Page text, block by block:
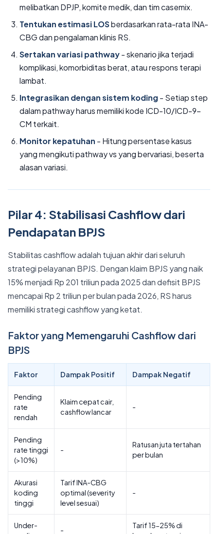
melibatkan DPJP, komite medik, dan tim casemix.
Tentukan estimasi LOSberdasarkan rata-rata INA-
CBG dan pengalaman klinis RS.
Sertakan variasi pathway- skenario jika terjadi
komplikasi, komorbiditas berat, atau respons terapi
lambat.
Integrasikan dengan sistem koding - Setiap step
dalam pathway harus memiliki kode ICD-10/ICD-9-
CM terkait.
Monitor kepatuhan - Hitung persentase kasus
yang mengikuti pathway vs yang bervariasi, beserta
alasan variasi.
Pilar 4: Stabilisasi Cashflow dari
Pendapatan BPJS
Stabilitas cashflow adalah tujuan akhir dari seluruh
strategi pelayanan BPJS. Dengan klaim BPJS yang naik
15% menjadi Rp 201 triliun pada 2025 dan defisit BPJS
mencapai Rp 2 triliun per bulan pada 2026, RS harus
memiliki strategi cashflow yang ketat.
Faktor yang Memengaruhi Cashflow dari
BPJS
Faktor Dampak Positif Dampak Negatif
Pending
rate
rendah
Klaim cepat cair,
cashflow lancar
-
Pending
rate tinggi
(>10%)
-
Ratusan juta tertahan
per bulan
Akurasi
koding
tinggi
Tarif INA-CBG
optimal (severity
level sesuai)
-
Under-
-
Tarif 15-25% di